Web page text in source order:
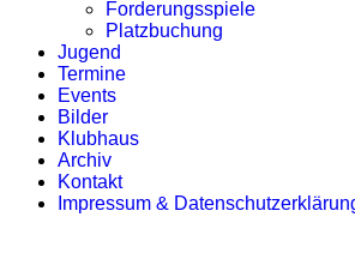
Forderungsspiele
Platzbuchung
Jugend
Termine
Events
Bilder
Klubhaus
Archiv
Kontakt
Impressum &